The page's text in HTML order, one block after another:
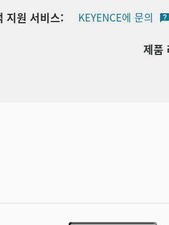
지원 서비스: KEYENCE에 문의
제품